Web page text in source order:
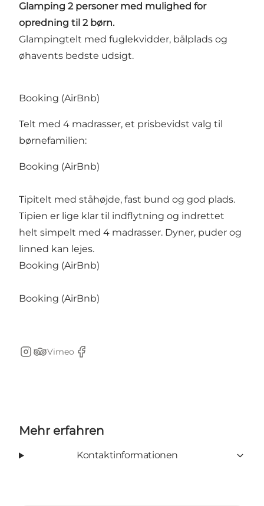
Glamping 2 personer med mulighed for
opredning til 2 børn.
Glampingtelt med fuglekvidder, bålplads og
øhavents bedste udsigt.
Booking (AirBnb)
Telt med 4 madrasser, et prisbevidst valg til
børnefamilien:
Booking (AirBnb)
Tipitelt med ståhøjde, fast bund og god plads.
Tipien er lige klar til indflytning og indrettet
helt simpelt med 4 madrasser. Dyner, puder og
linned kan lejes.
Booking (AirBnb)
Booking (AirBnb)
Instagram
Tripadvisor
Vimeo
Facebook
Mehr erfahren
Kontaktinformationen